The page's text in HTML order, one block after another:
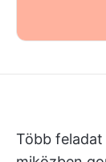
Több feladat